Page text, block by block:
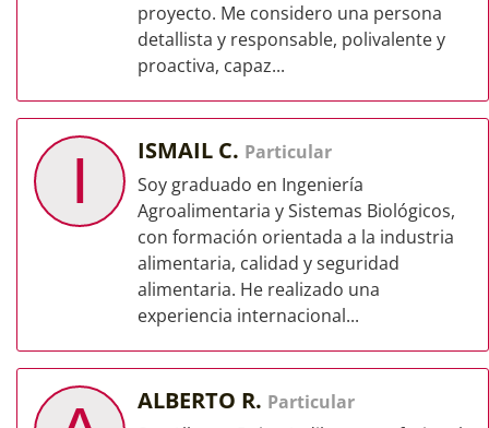
proyecto. Me considero una persona
detallista y responsable, polivalente y
proactiva, capaz...
I ISMAIL C. Particular
Soy graduado en Ingeniería
Agroalimentaria y Sistemas Biológicos,
con formación orientada a la industria
alimentaria, calidad y seguridad
alimentaria. He realizado una
experiencia internacional...
ALBERTO R. Particular